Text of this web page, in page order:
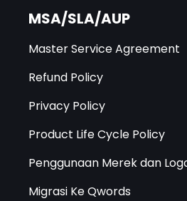
MSA/SLA/AUP
Master Service Agreement
Refund Policy
Privacy Policy
Product Life Cycle Policy
Penggunaan Merek dan
Migrasi Ke Qwords